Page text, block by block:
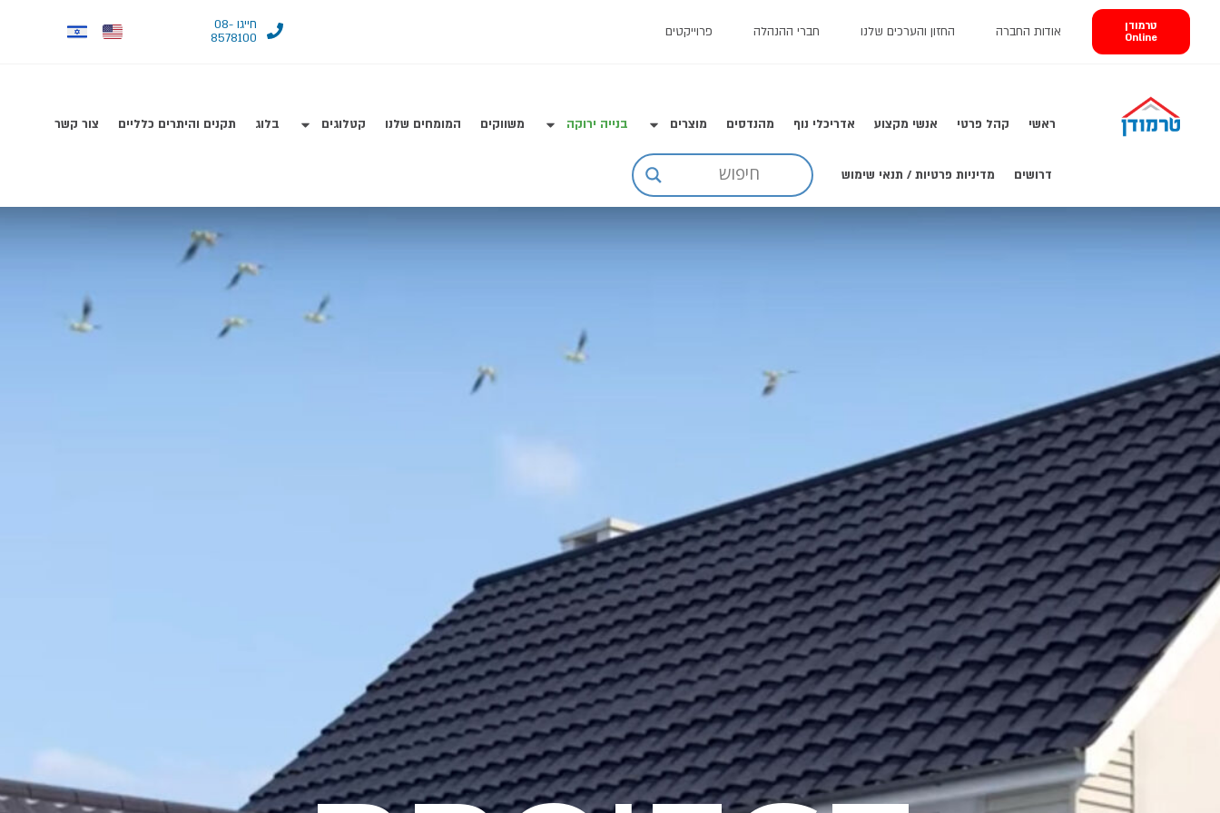
טרמודן
Online
אודות החברה החזון והערכים שלנו חברי ההנהלה פרוייקטים
חייגו 08-
8578100
ראשי קהל פרטי אנשי מקצוע אדריכלי נוף מהנדסים מוצרים בנייה ירוקה משווקים המומחים שלנו קטלוגים בלוג תקנים והיתרים כלליים צור קשר
דרושים מדיניות פרטיות / תנאי שימוש